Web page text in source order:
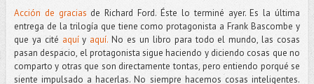
Acción de gracias de Richard Ford. Éste lo terminé ayer. Es la última
entrega de la trilogía que tiene como protagonista a Frank Bascombe y
que ya cité aquíy aquí. No es un libro para todo el mundo, las cosas
pasan despacio, el protagonista sigue haciendo y diciendo cosas que no
comparto y otras que son directamente tontas, pero entiendo porqué se
siente impulsado a hacerlas. No siempre hacemos cosas inteligentes.